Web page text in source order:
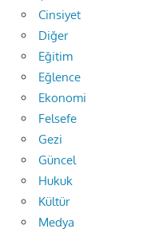
Cinsiyet
Diğer
Eğitim
Eğlence
Ekonomi
Felsefe
Gezi
Güncel
Hukuk
Kültür
Medya